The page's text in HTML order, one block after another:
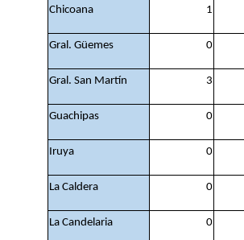
Chicoana 1
Gral. Güemes 0
Gral. San Martín 3
Guachipas 0
Iruya 0
La Caldera 0
La Candelaria 0